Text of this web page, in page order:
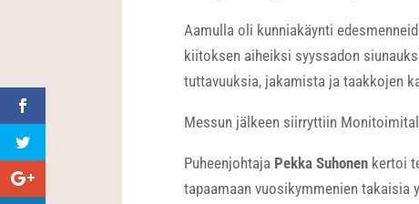
Aamulla oli kunniakäynti
kiitoksen aiheiksi syyssadon
tuttavuuksia, jakamista ja taakkojen
Messun jälkeen siirryttiin
Puheenjohtaja Pekka Suhonenkertoi
tapaamaan vuosikymmenien takaisia